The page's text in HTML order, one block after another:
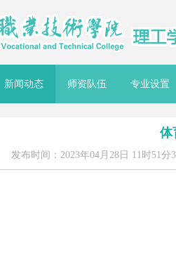
新闻动态 师资队伍 专业设置
体
发布时间：2023年04月28日 11时51分